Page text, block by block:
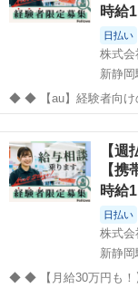
時給
日払い
新静岡
◆ ◆ 【au】経験者向けの高時給案件！ auの接客販売のお仕事！弊社
は給与にこだわります
さい。 ※キャリアは不問です！ 【日払い可】給
る！ 日払いを週単位...
【週
【
時給
日払い
新静岡
◆ ◆ 【月給30万円も！】携帯販売経験者さん限定の高給与！ 今の給